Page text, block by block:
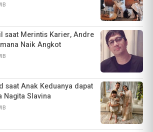
saat Merintis Karier, Andre
Naik Angkot
saat Anak Keduanya dapat
Nagita Slavina